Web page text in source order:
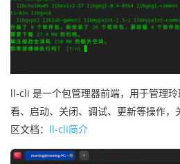
ll-cli 是一个包管理器前端，用于管理
看、启动、关闭、调试、更新等操作，
区文档： ll-cli简介